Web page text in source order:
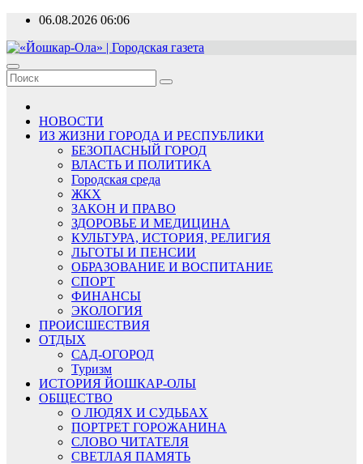
Перейти
содержимому
06.08.2026 06:06
«Йошкар-Ола» | Городская газета
Новости, события, люди
НОВОСТИ
ИЗ ЖИЗНИ ГОРОДА И РЕСПУБЛИКИ
БЕЗОПАСНЫЙ ГОРОД
ВЛАСТЬ И ПОЛИТИКА
Городская среда
ЖКХ
ЗАКОН И ПРАВО
ЗДОРОВЬЕ И МЕДИЦИНА
КУЛЬТУРА, ИСТОРИЯ, РЕЛИГИЯ
ЛЬГОТЫ И ПЕНСИИ
ОБРАЗОВАНИЕ И ВОСПИТАНИЕ
СПОРТ
ФИНАНСЫ
ЭКОЛОГИЯ
ПРОИСШЕСТВИЯ
ОТДЫХ
САД-ОГОРОД
Туризм
ИСТОРИЯ ЙОШКАР-ОЛЫ
ОБЩЕСТВО
О ЛЮДЯХ И СУДЬБАХ
ПОРТРЕТ ГОРОЖАНИНА
СЛОВО ЧИТАТЕЛЯ
СВЕТЛАЯ ПАМЯТЬ